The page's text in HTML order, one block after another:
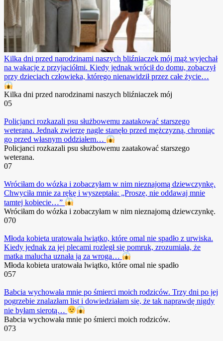
Kilka dni przed narodzinami naszych bliźniaczek mój mąż wyjechał
na wakacje z przyjaciółmi. Kiedy jednak wrócił do domu, zobaczył
przy dzieciach człowieka, którego nienawidził przez całe życie…
Kilka dni przed narodzinami naszych bliźniaczek mój
05
Policjanci rozkazali psu służbowemu zaatakować starszego
weterana. Jednak zwierzę nagle stanęło przed mężczyzną, chroniąc
go przed własnym oddziałem…
Policjanci rozkazali psu służbowemu zaatakować starszego
weterana.
07
Wróciłam do wózka i zobaczyłam w nim nieznajomą dziewczynkę.
Chwyciła mnie za rękę i wyszeptała: „Proszę, nie oddawaj mnie
tamtej kobiecie…”
Wróciłam do wózka i zobaczyłam w nim nieznajomą dziewczynkę.
070
Młoda kobieta uratowała lwiątko, które omal nie spadło z urwiska.
Kiedy jednak za jej plecami rozległ się pomruk, zrozumiała, że
matka malucha uznała ją za wroga…
Młoda kobieta uratowała lwiątko, które omal nie spadło
057
Babcia wychowała mnie po śmierci moich rodziców. Trzy dni po jej
pogrzebie znalazłam list i dowiedziałam się, że tak naprawdę nigdy
nie byłam sierotą…
Babcia wychowała mnie po śmierci moich rodziców.
073